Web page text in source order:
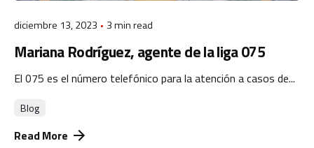
diciembre 13, 2023 3 min read
Mariana Rodríguez, agente de la liga 075
El 075 es el número telefónico para la atención a casos de...
Blog
Read More